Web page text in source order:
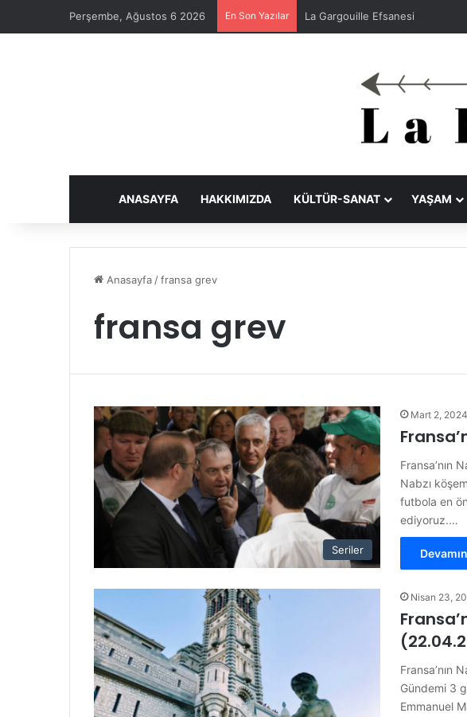
Perşembe, Ağustos 6 2026 En Son Yazılar La Gargouille Efsanesi
ANASAYFA HAKKIMIZDA KÜLTÜR-SANAT YAŞAM
Anasayfa /fransa grev
fransa grev
Seriler
Mart 2, 2024
Fransa’nın
Nabzı
futbola en
ediyoruz.…
Nisan 23,
Fransa’nın
Gündemi 3
Emmanuel